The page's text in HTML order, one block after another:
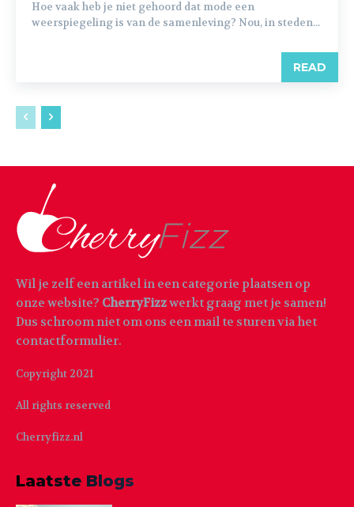
Hoe vaak heb je niet gehoord dat mode een
weerspiegeling is van de samenleving? Nou, in steden...
READ
Wil je zelf een artikel in een categorie plaatsen op
onze website? CherryFizzwerkt graag met je samen!
Dus schroom niet om ons een mail te sturen via het
contactformulier.
Copyright 2021
All rights reserved
Cherryfizz.nl
Laatste Blogs